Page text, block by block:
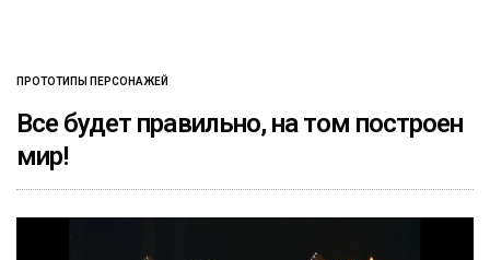
ПРОТОТИПЫ ПЕРСОНАЖЕЙ
Все будет правильно, на том построен
мир!